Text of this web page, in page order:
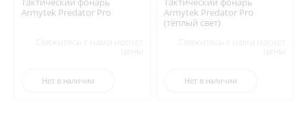
Armytek Predator Pro
Нет в наличии
Armytek Predator Pro
(тёплый свет)
Нет в наличии